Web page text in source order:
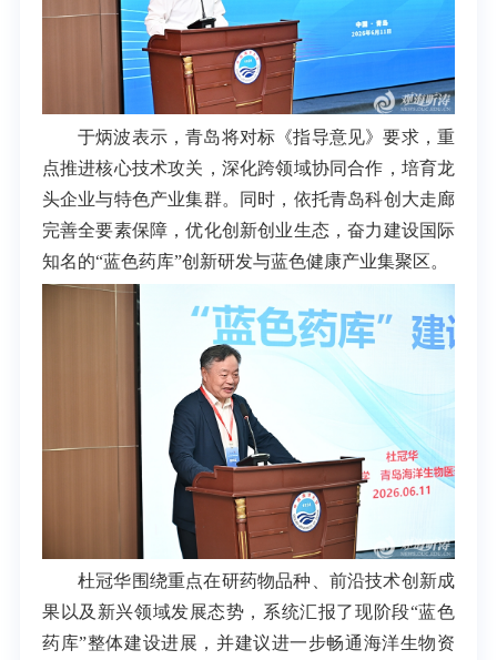
于炳波表示，青岛将对标《指导意见》要求，重
点推进核心技术攻关，深化跨领域协同合作，培育龙
头企业与特色产业集群。同时，依托青岛科创大走廊
完善全要素保障，优化创新创业生态，奋力建设国际
知名的“蓝色药库”创新研发与蓝色健康产业集聚区。
杜冠华围绕重点在研药物品种、前沿技术创新成
果以及新兴领域发展态势，系统汇报了现阶段“蓝色
药库”整体建设进展，并建议进一步畅通海洋生物资